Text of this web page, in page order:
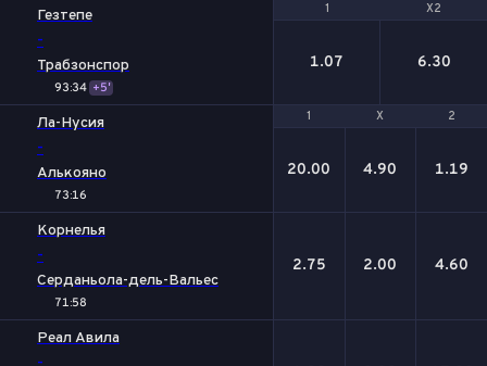
1 X2
Гезтепе
-
Трабзонспор
93:34 +5'
1 X2
1.07 6.30
1 Х 2
Ла-Нусия
-
Алькояно
73:16
1 Х 2
20.00 4.90 1.19
Корнелья
-
Серданьола-дель-Вальес
71:58
2.75 2.00 4.60
Реал Авила